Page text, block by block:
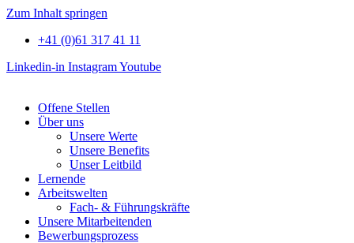
Zum Inhalt springen
+41 (0)61 317 41 11
Linkedin-in InstagramYoutube
Offene Stellen
Über uns
Unsere Werte
Unsere Benefits
Unser Leitbild
Lernende
Arbeitswelten
Fach- & Führungskräfte
Unsere Mitarbeitenden
Bewerbungsprozess